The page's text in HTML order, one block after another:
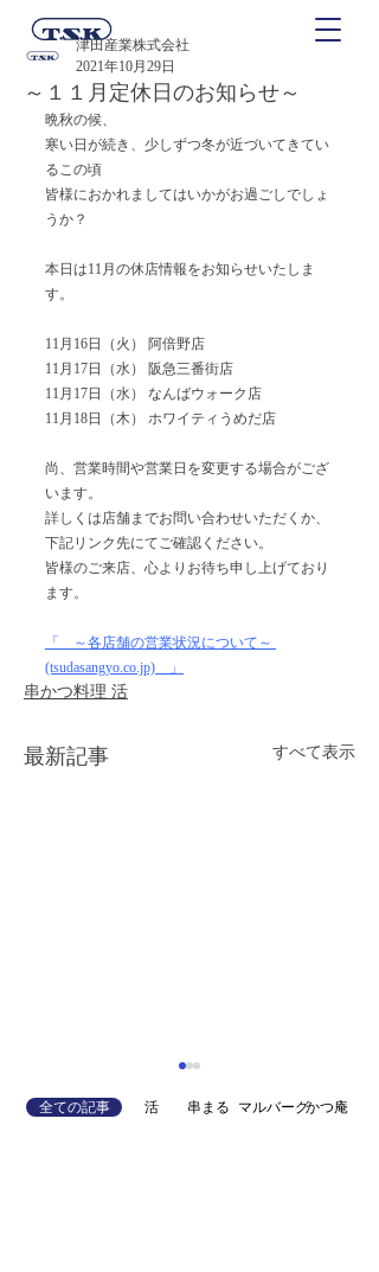
～１１月定休日のお知らせ～
津田産業株式会社
2021年10月29日
晩秋の候、
寒い日が続き、少しずつ冬が近づいてきてい
るこの頃
皆様におかれましてはいかがお過ごしでしょ
うか？
本日は11月の休店情報をお知らせいたしま
す。
11月16日（火） 阿倍野店
11月17日（水） 阪急三番街店
11月17日（水） なんばウォーク店
11月18日（木） ホワイティうめだ店
尚、営業時間や営業日を変更する場合がござ
います。
詳しくは店舗までお問い合わせいただくか、
下記リンク先にてご確認ください。
皆様のご来店、心よりお待ち申し上げており
ます。
「　～各店舗の営業状況について～
(tsudasangyo.co.jp)　」
串かつ料理 活
最新記事 すべて表示
全ての記事 活 串まる マルバーグかつ庵